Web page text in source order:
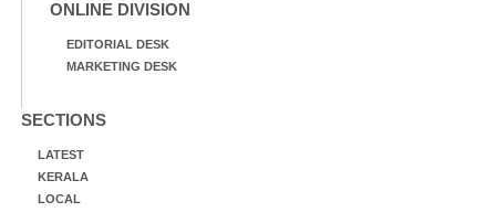
ONLINE DIVISION
EDITORIAL DESK
MARKETING DESK
SECTIONS
LATEST
KERALA
LOCAL